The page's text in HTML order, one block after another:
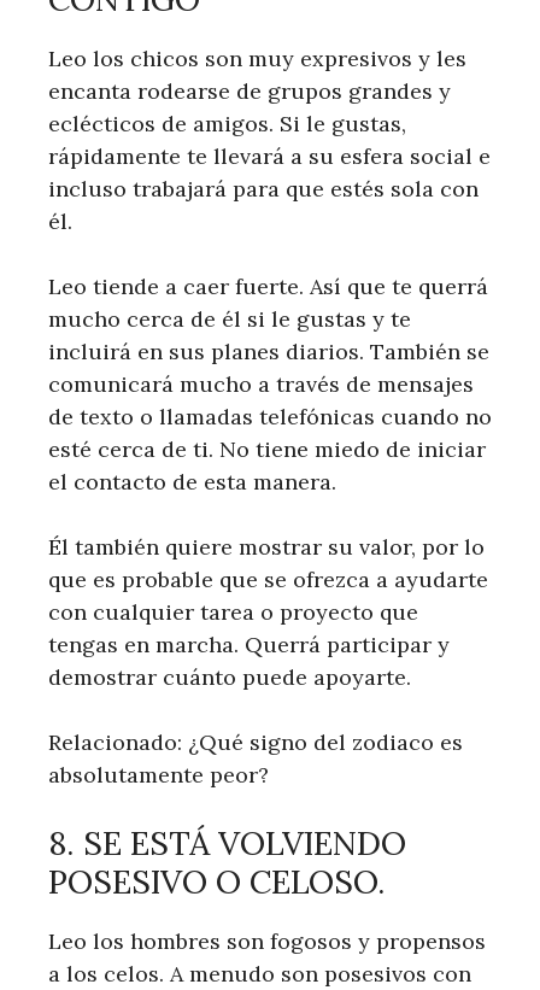
Leo los chicos son muy expresivos y les
encanta rodearse de grupos grandes y
eclécticos de amigos. Si le gustas,
rápidamente te llevará a su esfera social e
incluso trabajará para que estés sola con
él.
Leo tiende a caer fuerte. Así que te querrá
mucho cerca de él si le gustas y te
incluirá en sus planes diarios. También se
comunicará mucho a través de mensajes
de texto o llamadas telefónicas cuando no
esté cerca de ti. No tiene miedo de iniciar
el contacto de esta manera.
Él también quiere mostrar su valor, por lo
que es probable que se ofrezca a ayudarte
con cualquier tarea o proyecto que
tengas en marcha. Querrá participar y
demostrar cuánto puede apoyarte.
Relacionado: ¿Qué signo del zodiaco es
absolutamente peor?
8. SE ESTÁ VOLVIENDO
POSESIVO O CELOSO.
Leo los hombres son fogosos y propensos
a los celos. A menudo son posesivos con